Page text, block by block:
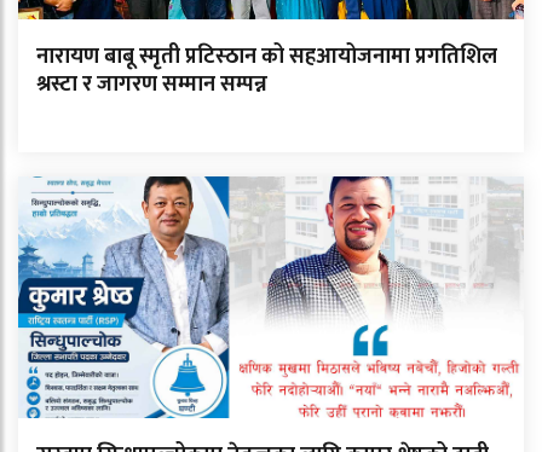
नारायण बाबू स्मृती प्रटिस्ठान को सहआयोजनामा प्रगतिशिल
श्रस्टा र जागरण सम्मान सम्पन्न